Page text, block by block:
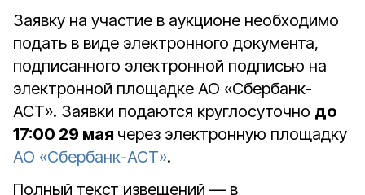
Заявку на участие в аукционе необходимо
подать в виде электронного документа,
подписанного электронной подписью на
электронной площадке АО «Сбербанк-
АСТ». Заявки подаются круглосуточно до
17:00 29 мая через электронную площадку
АО «Сбербанк-АСТ».
Полный текст извещений — в